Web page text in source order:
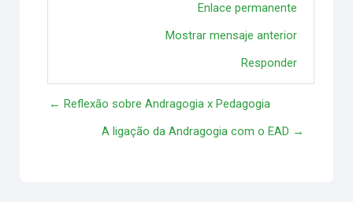
Enlace permanente
Mostrar mensaje anterior
Responder
← Reflexão sobre Andragogia x Pedagogia
A ligação da Andragogia com o EAD →